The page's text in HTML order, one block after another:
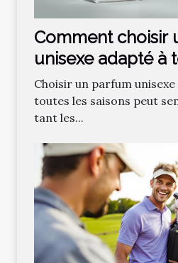
Comment choisir
unisexe adapté à
saisons ?
Choisir un parfum
toutes les saisons peut
tant les...